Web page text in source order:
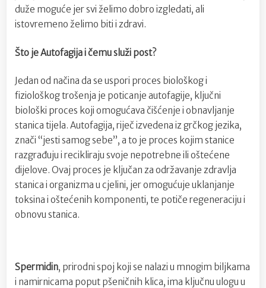
duže moguće jer svi želimo dobro izgledati, ali
istovremeno želimo biti i zdravi.
Što je Autofagija i čemu služi post?
Jedan od načina da se uspori proces biološkog i
fiziološkog trošenja je poticanje autofagije, ključni
biološki proces koji omogućava čišćenje i obnavljanje
stanica tijela. Autofagija, riječ izvedena iz grčkog jezika,
znači “jesti samog sebe”, a to je proces kojim stanice
razgrađuju i recikliraju svoje nepotrebne ili oštećene
dijelove. Ovaj proces je ključan za održavanje zdravlja
stanica i organizma u cjelini, jer omogućuje uklanjanje
toksina i oštećenih komponenti, te potiče regeneraciju i
obnovu stanica.
Spermidin, prirodni spoj koji se nalazi u mnogim biljkama
i namirnicama poput pšeničnih klica, ima ključnu ulogu u